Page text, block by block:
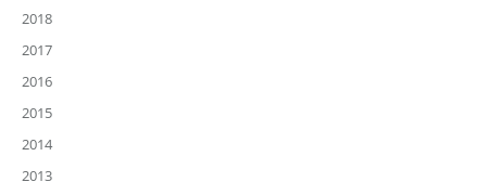
2018
2017
2016
2015
2014
2013